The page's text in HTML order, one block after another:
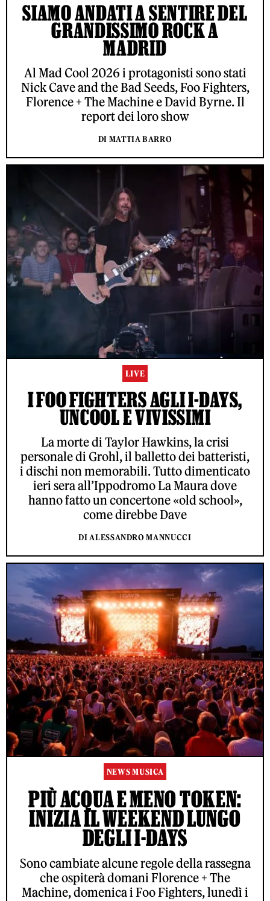
SIAMO ANDATI A SENTIRE DEL
GRANDISSIMO ROCK A
MADRID
Al Mad Cool 2026 i protagonisti sono stati
Nick Cave and the Bad Seeds, Foo Fighters,
Florence + The Machine e David Byrne. Il
report dei loro show
DI MATTIA BARRO
LIVE
I FOO FIGHTERS AGLI I-DAYS,
UNCOOL E VIVISSIMI
La morte di Taylor Hawkins, la crisi
personale di Grohl, il balletto dei batteristi,
i dischi non memorabili. Tutto dimenticato
ieri sera all’Ippodromo La Maura dove
hanno fatto un concertone «old school»,
come direbbe Dave
DI ALESSANDRO MANNUCCI
NEWS MUSICA
PIÙ ACQUA E MENO TOKEN:
INIZIA IL WEEKEND LUNGO
DEGLI I-DAYS
Sono cambiate alcune regole della rassegna
che ospiterà domani Florence + The
Machine, domenica i Foo Fighters, lunedì i